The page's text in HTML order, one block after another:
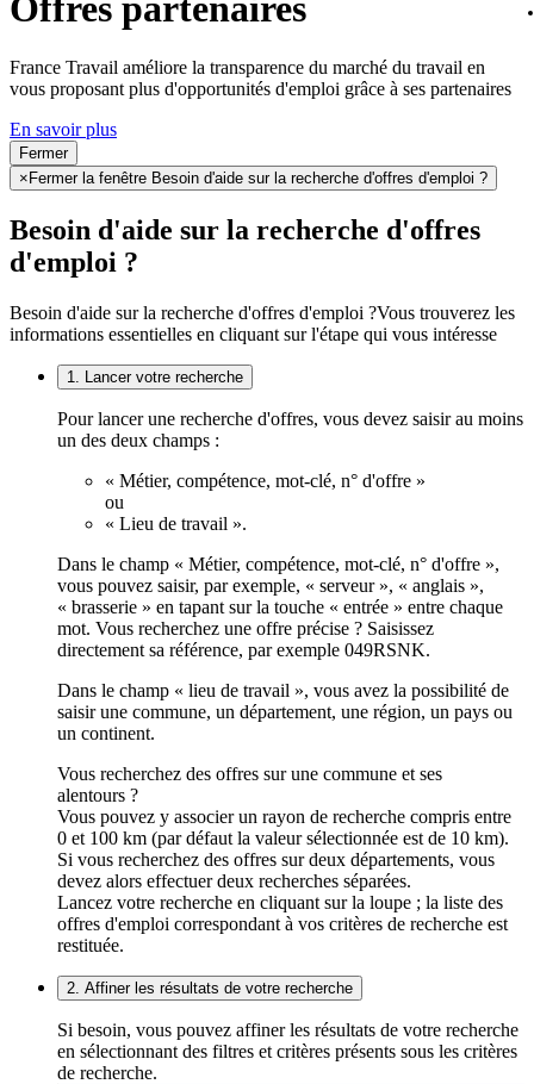
Offres partenaires
France Travail améliore la transparence du marché du travail en
vous proposant plus d'opportunités d'emploi grâce à ses partenaires
En savoir plus
Fermer
× Fermer la fenêtre Besoin d'aide sur la recherche d'offres d'emploi ?
Besoin d'aide sur la recherche d'offres
d'emploi ?
Besoin d'aide sur la recherche d'offres d'emploi ?Vous trouverez les
informations essentielles en cliquant sur l'étape qui vous intéresse
1. Lancer votre recherche
Pour lancer une recherche d'offres, vous devez saisir au moins
un des deux champs :
« Métier, compétence, mot-clé, n° d'offre »
ou
« Lieu de travail ».
Dans le champ « Métier, compétence, mot-clé, n° d'offre »,
vous pouvez saisir, par exemple, « serveur », « anglais »,
« brasserie » en tapant sur la touche « entrée » entre chaque
mot. Vous recherchez une offre précise ? Saisissez
directement sa référence, par exemple 049RSNK.
Dans le champ « lieu de travail », vous avez la possibilité de
saisir une commune, un département, une région, un pays ou
un continent.
Vous recherchez des offres sur une commune et ses
alentours ?
Vous pouvez y associer un rayon de recherche compris entre
0 et 100 km (par défaut la valeur sélectionnée est de 10 km).
Si vous recherchez des offres sur deux départements, vous
devez alors effectuer deux recherches séparées.
Lancez votre recherche en cliquant sur la loupe ; la liste des
offres d'emploi correspondant à vos critères de recherche est
restituée.
2. Affiner les résultats de votre recherche
Si besoin, vous pouvez affiner les résultats de votre recherche
en sélectionnant des filtres et critères présents sous les critères
de recherche.